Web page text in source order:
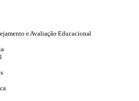
e Avaliação Educacional